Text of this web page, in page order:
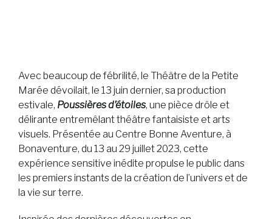
Avec beaucoup de fébrilité, le Théâtre de la Petite
Marée dévoilait, le 13 juin dernier, sa production
estivale, Poussières d’étoiles, une pièce drôle et
délirante entremêlant théâtre fantaisiste et arts
visuels. Présentée au Centre Bonne Aventure, à
Bonaventure, du 13 au 29 juillet 2023, cette
expérience sensitive inédite propulse le public dans
les premiers instants de la création de l’univers et de
la vie sur terre.